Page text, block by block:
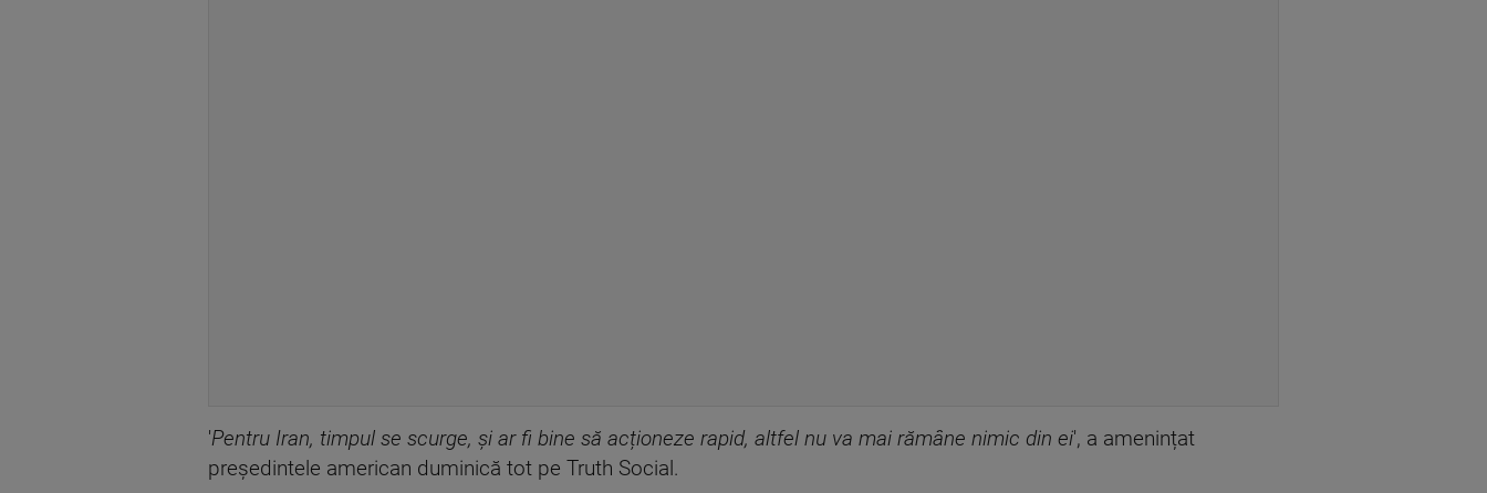
'Pentru Iran, timpul se scurge, și ar fi bine să acționeze rapid, altfel nu va mai rămâne nimic din ei', a amenințat
președintele american duminică tot pe Truth Social.